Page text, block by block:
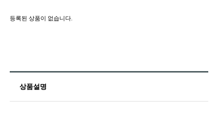
등록된 상품이 없습니다.
상품설명